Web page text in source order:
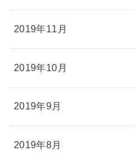
2019年11月
2019年10月
2019年9月
2019年8月